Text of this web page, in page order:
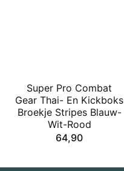
Super Pro Combat
Gear Thai- En Kickboks
Broekje Stripes Blauw-
Wit-Rood
64,90